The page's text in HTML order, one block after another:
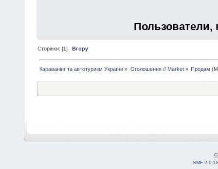
Пользователи,
Сторінки: [1]Вгору
Караванінг та автотуризм України » Оголошення // Market» Продам
SMF